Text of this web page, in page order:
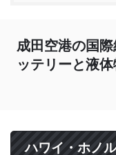
成田空港の国
ッテリーと液
ハワイ・ホノ